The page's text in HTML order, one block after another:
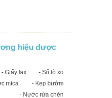
hiệu được
- Giấy fax
- Sổ lò xo
mica
- Kẹp bướm
- Nước rửa chén